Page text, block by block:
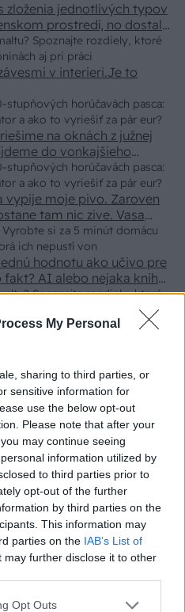
My Personal
sharing to third parties, or
sensitive information for
use the below opt-out
Please note that after your
may continue seeing
information utilized by
to third parties prior to
opt-out of the further
by third parties on the
This information may
parties on the IAB’s List of
may further disclose it to other
uses one or more Google
Opt Outs
Spoznajte rozdiely, ktoré
aj pri práci
zloženia jednotlivých typov
prostredí, no dostal
o výbere vriec v
a zmysel časopisu
už nemáme na Slovensku
že za pár rokov nám budú
a použijú BAMBUS !!!
stupňových horúčavách pasca:
a ako to vyriešiť za pár eur?
v interieri.Je to
stupňových horúčavách pasca:
a ako to vyriešiť za pár eur?
na oknách z južnej
do vonkajšieho
250x150cm. Čínsky
kus.
si za 5 minút domácu
ich nepustí von
vypije moje pivo. Zaroven
tam nic zive. Vasa
Skor pritiahne slimaky
Spoznajte rozdiely, ktoré
hodnotu ako učivo pre
kryštálikou. A rozdiel - schnutie a zretie. Nič?
Trvalky, ktoré znesú
sucho a teplo? Tieto
ktoré slnko svieti celý
deň